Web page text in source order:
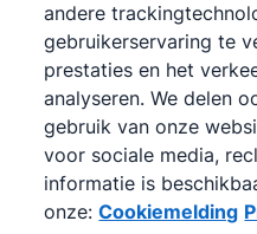
©2026 Pipedrive
Pipedrive
Gebruiksvoorwaarden
Pipedrive
Privacyverklaring
Siteoverzicht
Cookiemelding
Cookievoorkeuren
Pipedrive is een online
andere
gebruikerservaring te
prestaties en het
analyseren. We delen
gebruik van onze
voor sociale media,
informatie is
onze: Cookiemelding